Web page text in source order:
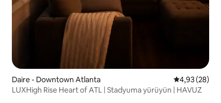
Daire - Downtown Atlanta 5 üzerinden
4,93 (28)
LUXHigh Rise Heart of ATL | Stadyuma yürüyün | HAVUZ